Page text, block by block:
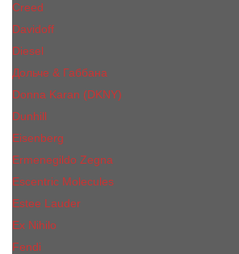
Creed
Davidoff
Diesel
Дольче & Габбана
Donna Karan (DKNY)
Dunhill
Eisenberg
Ermenegildo Zegna
Escentric Molecules
Еsteе Lаudеr
Ex Nihilo
Fendi